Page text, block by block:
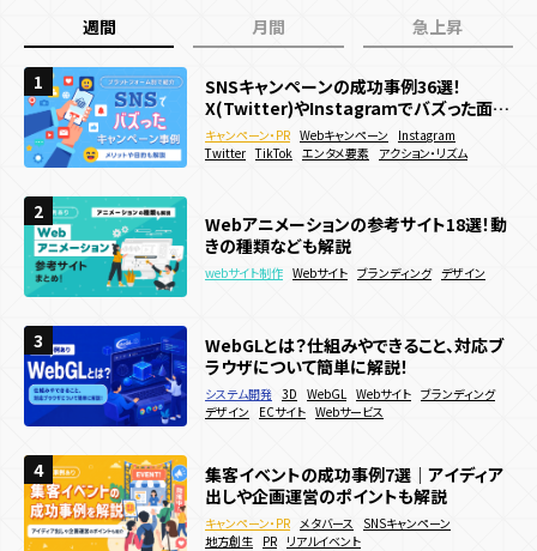
デジタルスタンプラリー ゲームプロモーション IP活用
リアルイベント ゲーミフィケーション エンタメ要素
夏キャンペーン 春キャンペーン 冬キャンペーン
コンテンツ種類
デジタルスタンプラリー メタバース ユーザー参加型
人気投票・ランキング
アクション・リズム RPG・育成 診断・占い・シナリオ
集客チャネル
Twitter Instagram TikTok SNS PR
リアルイベント
機能
多言語化機能 CMS機能 CRM機能 AI機能
予約機能 会員・ログイン機能 決済機能
アニメーション
商業施設 マスブランド
プラットフォーム
Webサイト Webサービス デジタルサイネージ SNS
テクノロジー
3D AR WebAR
CSS VR メタバース マルチプレイ Web3.0
ブロックチェーン NFT
コーポレートサイト 採用サイト サービス・ブランドサイト
メディアサイト ECサイト キャンペーンサイト
お問い合わせ
サービス
システム開発
ゲーム・エンタメコンテンツ制作
Webサイト制作
プロダクト
デジタルスタンプラリー
イベント効果測定システム
実績
会社情報
週間 月間 急上昇
1
SNSキャンペーンの成功事例36選！
X(Twitter)やInstagramでバズった面白
い企画を紹介
キャンペーン・PR Webキャンペーン
Instagram
Twitter TikTok エンタメ要素 アクション・リズム
2
Webアニメーションの参考サイト18選！動
きの種類なども解説
webサイト制作 Webサイト ブランディング デザイン
3
WebGLとは？仕組みやできること、対応ブ
ラウザについて簡単に解説！
システム開発 3D WebGL Webサイト ブランディング
デザイン
ECサイト Webサービス
4
集客イベントの成功事例7選｜アイディア
出しや企画運営のポイントも解説
キャンペーン・PR メタバース
SNSキャンペーン
地方創生 PR リアルイベント
1
SNSキャンペーンの成功事例36選！
X(Twitter)やInstagramでバズった面白
い企画を紹介
キャンペーン・PR Webキャンペーン
Instagram
Twitter TikTok エンタメ要素 アクション・リズム
2
WebGLとは？仕組みやできること、対応ブ
ラウザについて簡単に解説！
システム開発 Webサイト
ブランディング
デザイン ECサイト Webサービス
3
Webアニメーションの参考サイト18選！動
きの種類なども解説
webサイト制作 Webサイト ブランディング デザイン
4
Webサイトに3Dアニメーションを導入した
い！作り方やメリットを徹底解説
webサイト制作 3D WebGL
Webサイト
アニメーション
サービス・ブランドサイト
1
WebGL/theree.js参考サイト 日本・海外
最新事例39選
webサイト制作 3D Webキャンペーン WebGL
コーポレートサイト サービス・ブランドサイト メーカー
2
Webサイトに3Dアニメーションを導入した
い！作り方やメリットを徹底解説
webサイト制作
Webサイト
アニメーション
サービス・ブランドサイト メーカー
3
動きのあるWebサイトの作り方は？メリッ
トやデメリットも解説
webサイト制作 Webサイト ブランディング 販売促進
4
ECサイトで効果的な販促キャンペーン施
策15選！効果的な実施方法などを解説
キャンペーン・PR Webキャンペーン ECサイト